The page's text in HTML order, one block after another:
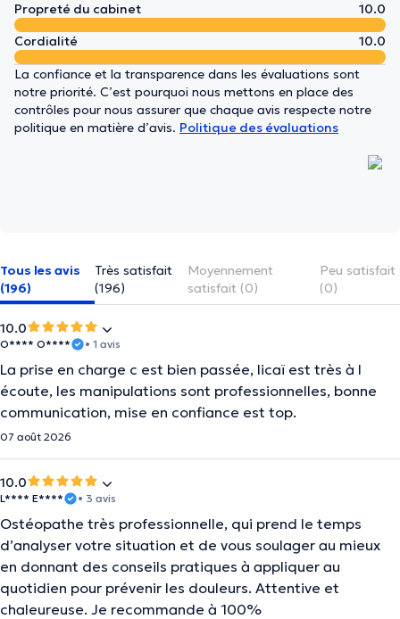
Propreté du cabinet
10.0
Cordialité
10.0
La confiance et la transparence dans les évaluations sont
notre priorité. C’est pourquoi nous mettons en place des
contrôles pour nous assurer que chaque avis respecte notre
politique en matière d’avis. Politique des évaluations
Tous les avis
(196)
Très satisfait
(196)
Moyennement
satisfait (0)
Peu satisfait
(0)
10.0
O**** O**** • 1 avis
La prise en charge c est bien passée, licaï est très à l
écoute, les manipulations sont professionnelles, bonne
communication, mise en confiance est top.
07 août 2026
10.0
L**** E**** • 3 avis
Ostéopathe très professionnelle, qui prend le temps
d’analyser votre situation et de vous soulager au mieux
en donnant des conseils pratiques à appliquer au
quotidien pour prévenir les douleurs. Attentive et
chaleureuse. Je recommande à 100%